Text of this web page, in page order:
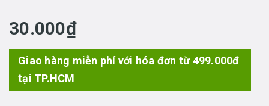
30.000₫
Giao hàng miễn phí với hóa đơn từ 499.000đ
tại TP.HCM